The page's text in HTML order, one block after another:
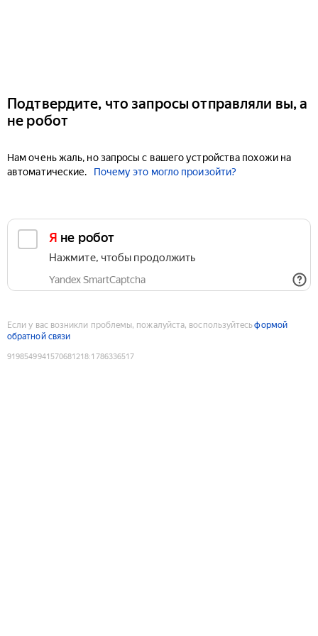
Подтвердите, что запросы отправляли вы, а
не робот
Нам очень жаль, но запросы с вашего устройства похожи на
автоматические.
Почему это могло произойти?
Я не робот
Нажмите, чтобы продолжить
Yandex SmartCaptcha
Если у вас возникли проблемы, пожалуйста, воспользуйтесьформой
обратной связи
9198549941570681218:1786336517